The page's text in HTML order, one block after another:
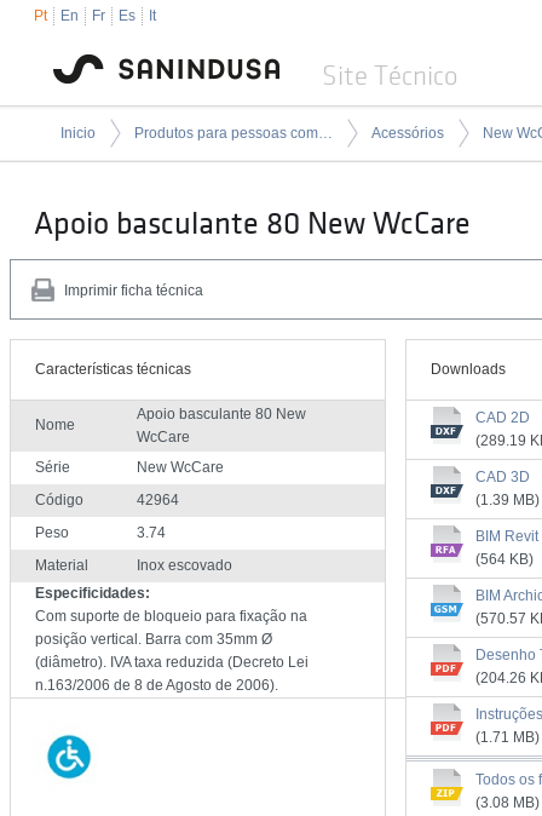
Pt En Fr Es It
Site Técnico
Inicio Produtos para pessoas com mobilidade condicionada Acessórios New
Apoio basculante 80 New WcCare
Imprimir ficha técnica
Características técnicas
Nome
Apoio basculante 80 New
WcCare
Série
New WcCare
Código
42964
Peso
3.74
Material
Inox escovado
Especificidades:
Com suporte de bloqueio para fixação na
posição vertical. Barra com 35mm Ø
(diâmetro). IVA taxa reduzida (Decreto Lei
n.163/2006 de 8 de Agosto de 2006).
Downloads
CAD 2D
(289.19
CAD 3D
(1.39 MB)
BIM Revit
(564 KB)
BIM
(570.57
Desenho
(204.26
(1.71 MB)
Todos os
(3.08 MB)